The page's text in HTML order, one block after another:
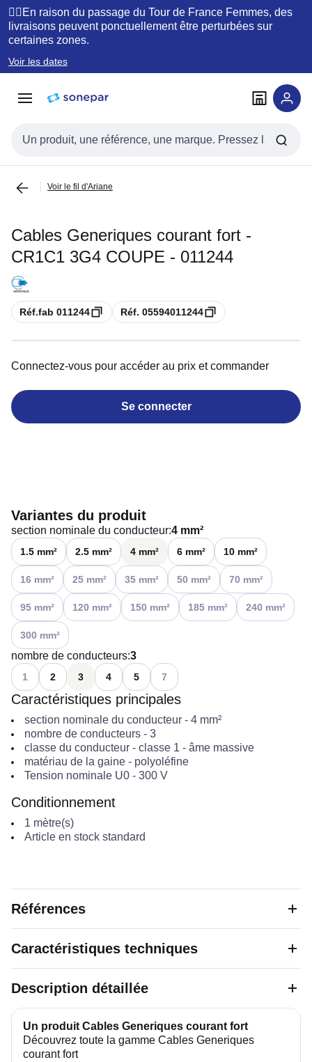
Passer à
navigation
Passer
au
contenu
🚴‍♂️En raison du passage du Tour de France Femmes, des
livraisons peuvent ponctuellement être perturbées sur
certaines zones.
Voir les dates
Entrée de recherche
Voir le fil d'Ariane
Cables Generiques courant fort -
CR1C1 3G4 COUPE - 011244
Copie
Réf.fab 011244 Copie
Réf. 05594011244
Connectez-vous pour accéder au prix et commander
Se connecter
Variantes du produit
section nominale du conducteur:4 mm²
1.5 mm² 2.5 mm² 4 mm² 6 mm²
10 mm²
Voir les options disponibles
16 mm²
Voir les options disponibles
25 mm²
Voir les options disponibles
35 mm²
Voir les options disponibles
50 mm²
Voir les options
70 mm²
Voir les options disponibles
95 mm²
Voir les options disponibles
120 mm²
Voir les options disponibles
150 mm²
Voir les options disponibles
185 mm²
Voir les options
240 mm²
Voir les options disponibles
300 mm²
nombre de conducteurs:3
Voir les options disponibles
1 2 3 4 5
Voir les options disponibles
7
Caractéristiques principales
section nominale du conducteur- 4 mm²
nombre de conducteurs- 3
classe du conducteur- classe 1 - âme massive
matériau de la gaine- polyoléfine
Tension nominale U0- 300 V
Conditionnement
1 mètre(s)
Article en stock standard
Références
Caractéristiques techniques
Description détaillée
Un produit Cables Generiques courant fort
Découvrez toute la gamme Cables Generiques
courant fort